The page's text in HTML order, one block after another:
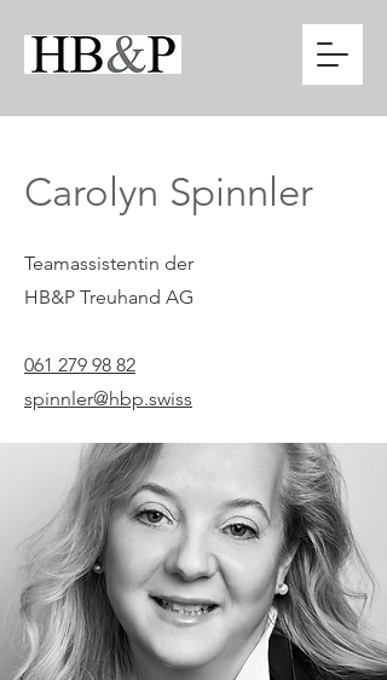
Carolyn Spinnler
Teamassistentin der
HB&P Treuhand AG
061 279 98 82
spinnler@hbp.swiss